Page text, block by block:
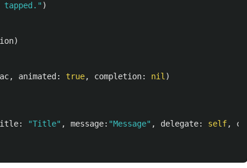
tapped." )
)
ac, animated : true, completion: nil )
: "Title" , message: "Message" , delegate: self,